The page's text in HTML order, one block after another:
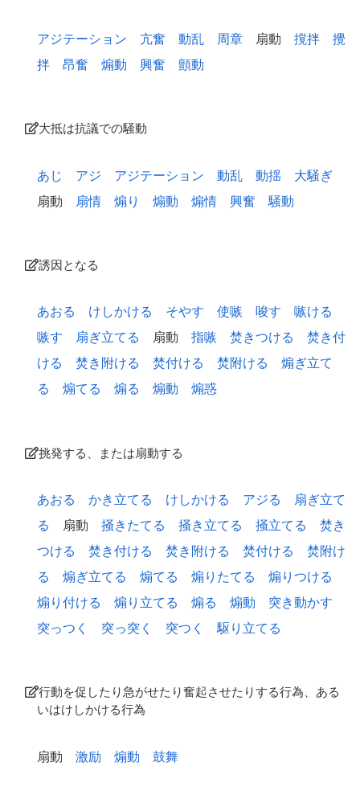
アジテーション 亢奮 動乱 周章 扇動 撹拌
攪
拌
昂奮 煽動 興奮 顫動
大抵は抗議での騒動
あじ アジ アジテーション 動乱 動揺
大騒ぎ
扇動
扇情 煽り 煽動 煽情 興奮 騒動
誘因となる
あおる けしかける そやす 使嗾 唆す
嗾ける
嗾す
扇ぎ立てる 扇動 指嗾 焚きつける
焚き付
ける
焚き附ける 焚付ける 焚附ける
煽ぎ立て
る
煽てる 煽る 煽動 煽惑
挑発する、または扇動する
あおる かき立てる けしかける アジる
扇ぎ立て
る
扇動 掻きたてる 掻き立てる 掻立てる
焚き
つける
焚き付ける 焚き附ける 焚付ける
焚附け
る
煽ぎ立てる 煽てる 煽りたてる
煽りつける
煽り付ける
煽り立てる 煽る 煽動
突き動かす
突っつく
突っ突く 突つく 駆り立てる
行動を促したり急がせたり奮起させたりする行為、ある
いはけしかける行為
扇動 激励 煽動 鼓舞